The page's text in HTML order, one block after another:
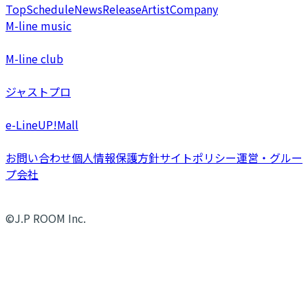
TopScheduleNewsReleaseArtistCompany
M-line music
M-line club
ジャストプロ
e-LineUP!Mall
お問い合わせ個人情報保護方針サイトポリシー運営・グルー
プ会社
©J.P ROOM Inc.